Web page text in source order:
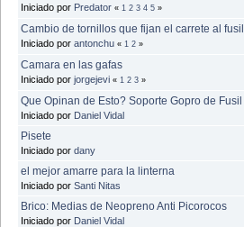
Iniciado por Predator « 1 2 3 4 5 »
Cambio de tornillos que fijan el carrete al fusil.
Iniciado por antonchu « 1 2 »
Camara en las gafas
Iniciado por jorgejevi « 1 2 3 »
Que Opinan de Esto? Soporte Gopro de Fusil
Iniciado por Daniel Vidal
Pisete
Iniciado por dany
el mejor amarre para la linterna
Iniciado por Santi Nitas
Brico: Medias de Neopreno Anti Picorocos
Iniciado por Daniel Vidal